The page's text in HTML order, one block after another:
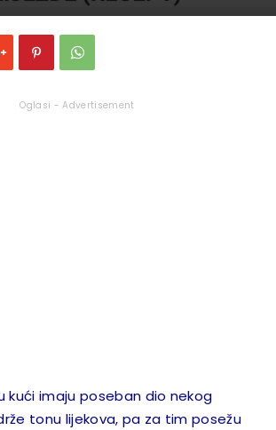
Oglasi - Advertisement
kući imaju poseban dio nekog
tonu lijekova, pa za tim posežu